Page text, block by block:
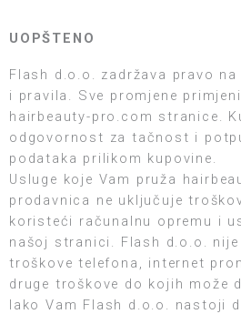
UOPŠTENO
Flash d.o.o. zadržava pravo
i pravila. Sve promjene
hairbeauty-pro.com stranice.
odgovornost za tačnost i
podataka prilikom kupovine.
Usluge koje Vam pruža
prodavnica ne uključuje
koristeći računalnu opremu i
našoj stranici. Flash d.o.o.
troškove telefona, internet
druge troškove do kojih može
Iako Vam Flash d.o.o. nastoji